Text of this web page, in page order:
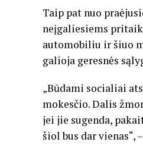
Taip pat nuo
neįgaliesiems
automobiliu ir šiuo
galioja geresnės
„Būdami socialiai
mokesčio. Dalis
jei jie sugenda,
šiol bus dar vienas“,